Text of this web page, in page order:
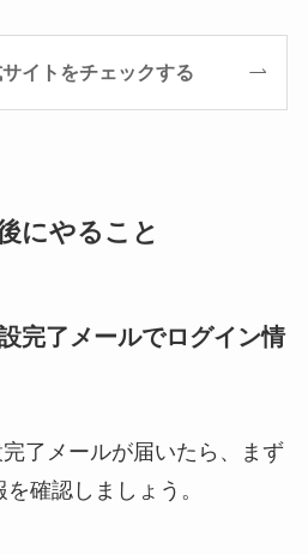
イトをチェックする
にやること
完了メールでログイン情
了メールが届いたら、まず
確認しましょう。